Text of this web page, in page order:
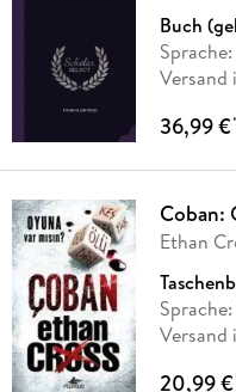
Buch
Versand
36,99 €*
Coban:
Ethan
Versand
20,99 €